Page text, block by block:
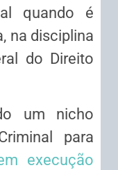
quando é
na disciplina
do Direito
um nicho
para
execução